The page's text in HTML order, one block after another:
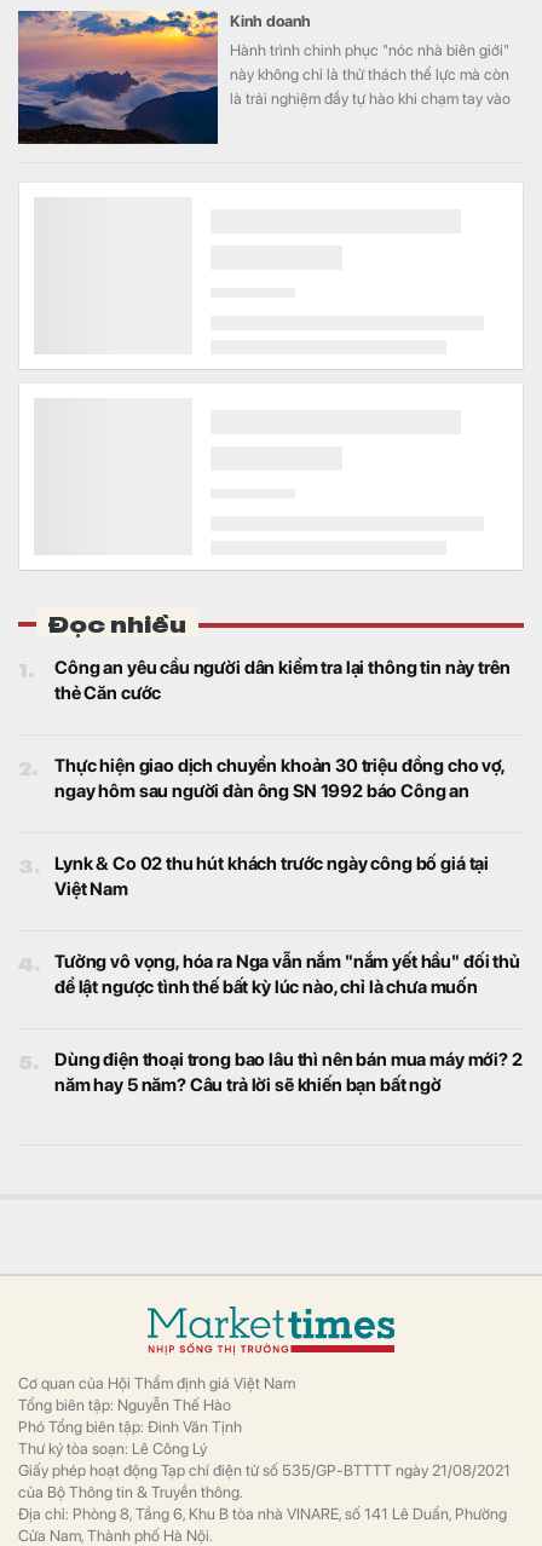
Kinh doanh
Hành trình chinh phục "nóc nhà biên giới"
này không chỉ là thử thách thể lực mà còn
là trải nghiệm đầy tự hào khi chạm tay vào
Đọc nhiều
1.
Công an yêu cầu người dân kiểm tra lại thông tin này trên
thẻ Căn cước
2.
Thực hiện giao dịch chuyển khoản 30 triệu đồng cho vợ,
ngay hôm sau người đàn ông SN 1992 báo Công an
3.
Lynk & Co 02 thu hút khách trước ngày công bố giá tại
Việt Nam
4.
Tưởng vô vọng, hóa ra Nga vẫn nắm "nắm yết hầu" đối thủ
để lật ngược tình thế bất kỳ lúc nào, chỉ là chưa muốn
5.
Dùng điện thoại trong bao lâu thì nên bán mua máy mới? 2
năm hay 5 năm? Câu trả lời sẽ khiến bạn bất ngờ
Cơ quan của Hội Thẩm định giá Việt Nam
Tổng biên tập: Nguyễn Thế Hào
Phó Tổng biên tập: Đinh Văn Tịnh
Thư ký tòa soạn: Lê Công Lý
Giấy phép hoạt động Tạp chí điện tử số 535/GP-BTTTT ngày 21/08/2021
của Bộ Thông tin & Truyền thông.
Địa chỉ: Phòng 8, Tầng 6, Khu B tòa nhà VINARE, số 141 Lê Duẩn, Phường
Cửa Nam, Thành phố Hà Nội.